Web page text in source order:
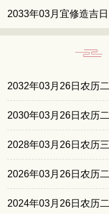
2033年03月宜修造吉日